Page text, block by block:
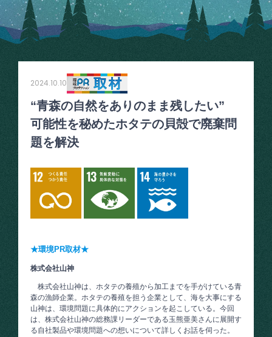
2024.10.10
“青森の自然をありのまま残したい”
可能性を秘めたホタテの貝殻で廃棄問
題を解決
★環境PR取材★
株式会社山神
株式会社山神は、ホタテの養殖から加工までを手がけている青
森の漁師企業。ホタテの養殖を担う企業として、海を大事にする
山神は、環境問題に具体的にアクションを起こしている。今回
は、株式会社山神の総務課リーダーである玉熊亜美さんに展開す
る自社製品や環境問題への想いについて詳しくお話を伺った。